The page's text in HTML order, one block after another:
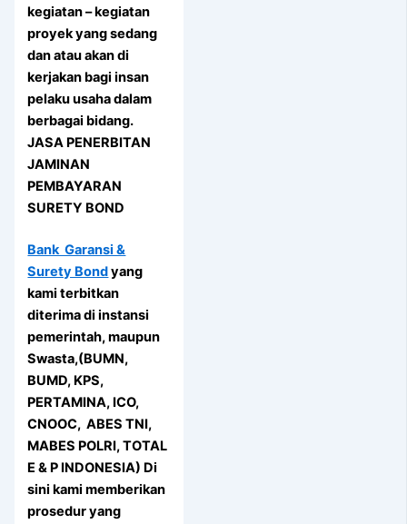
kegiatan – kegiatan
proyek yang sedang
dan atau akan di
kerjakan bagi insan
pelaku usaha dalam
berbagai bidang.
JASA PENERBITAN
JAMINAN
PEMBAYARAN
SURETY BOND
Bank Garansi &
Surety Bondyang
kami terbitkan
diterima di instansi
pemerintah, maupun
Swasta,(BUMN,
BUMD, KPS,
PERTAMINA, ICO,
CNOOC, ABES TNI,
MABES POLRI, TOTAL
E & P INDONESIA) Di
sini kami memberikan
prosedur yang